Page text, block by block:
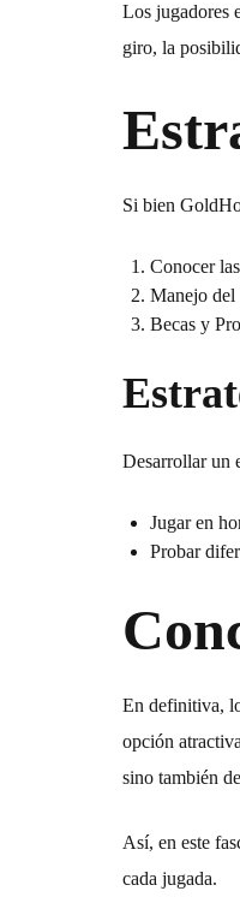
Los jugadores
giro, la
Si bien
Conocer
Manejo del
Becas y
Desarrollar un
Jugar en
Probar
En definitiva,
opción
sino también
Así, en este
cada jugada.